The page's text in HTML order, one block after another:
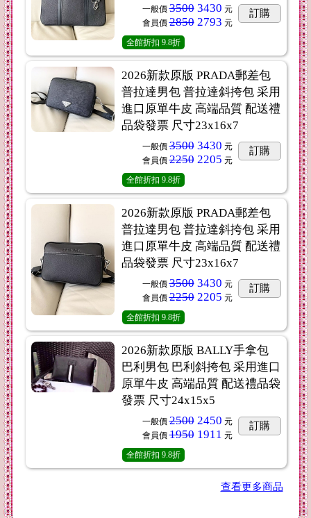
一般價 35003430 元
會員價 28502793 元
訂購
全館折扣 9.8折
2026新款原版 PRADA郵差包
普拉達男包 普拉達斜挎包 采用
進口原單牛皮 高端品質 配送禮
品袋發票 尺寸23x16x7
一般價 35003430 元
會員價 22502205 元
訂購
全館折扣 9.8折
2026新款原版 PRADA郵差包
普拉達男包 普拉達斜挎包 采用
進口原單牛皮 高端品質 配送禮
品袋發票 尺寸23x16x7
一般價 35003430 元
會員價 22502205 元
訂購
全館折扣 9.8折
2026新款原版 BALLY手拿包
巴利男包 巴利斜挎包 采用進口
原單牛皮 高端品質 配送禮品袋
發票 尺寸24x15x5
一般價 25002450 元
會員價 19501911 元
訂購
全館折扣 9.8折
查看更多商品